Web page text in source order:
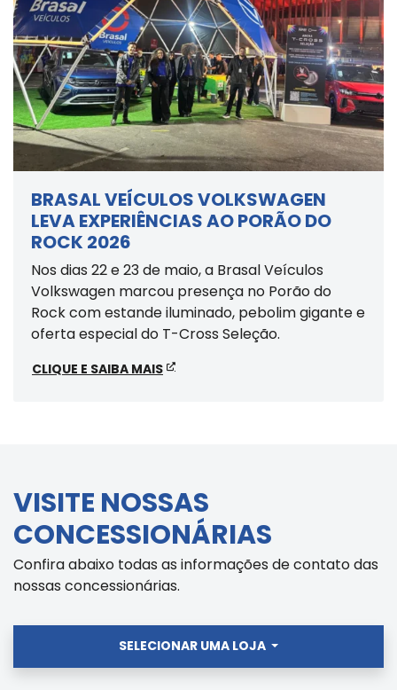
BRASAL VEÍCULOS VOLKSWAGEN
LEVA EXPERIÊNCIAS AO PORÃO DO
ROCK 2026
Nos dias 22 e 23 de maio, a Brasal Veículos
Volkswagen marcou presença no Porão do
Rock com estande iluminado, pebolim gigante e
oferta especial do T-Cross Seleção.
CLIQUE E SAIBA MAIS
VISITE NOSSAS
CONCESSIONÁRIAS
Confira abaixo todas as informações de contato das
nossas concessionárias.
SELECIONAR UMA LOJA